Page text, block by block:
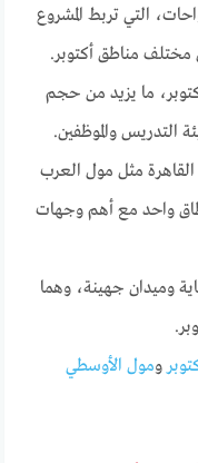
التي تربط المشروع
مناطق أكتوبر.
ما يزيد من حجم
التدريس والموظفين.
القاهرة مثل مول العرب
واحد مع أهم وجهات
وميدان جهينة، وهما
ومول الأوسطي